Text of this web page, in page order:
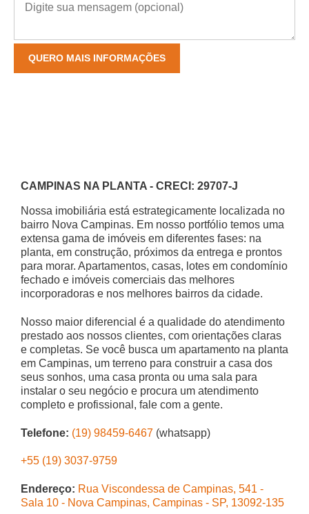
CAMPINAS NA PLANTA - CRECI: 29707-J
Nossa imobiliária está estrategicamente localizada no
bairro Nova Campinas. Em nosso portfólio temos uma
extensa gama de imóveis em diferentes fases: na
planta, em construção, próximos da entrega e prontos
para morar. Apartamentos, casas, lotes em condomínio
fechado e imóveis comerciais das melhores
incorporadoras e nos melhores bairros da cidade.
Nosso maior diferencial é a qualidade do atendimento
prestado aos nossos clientes, com orientações claras
e completas. Se você busca um apartamento na planta
em Campinas, um terreno para construir a casa dos
seus sonhos, uma casa pronta ou uma sala para
instalar o seu negócio e procura um atendimento
completo e profissional, fale com a gente.
Telefone: (19) 98459-6467 (whatsapp)
+55 (19) 3037-9759
Endereço: Rua Viscondessa de Campinas, 541 -
Sala 10 - Nova Campinas, Campinas - SP, 13092-135